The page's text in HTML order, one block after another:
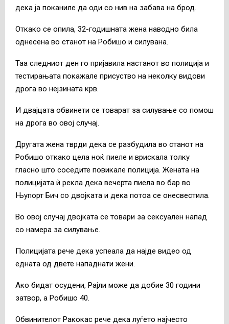
дека ја поканиле да оди со нив на забава на брод.
Откако се опила, 32-годишната жена наводно била
однесена во станот на Робишо и силувана.
Таа следниот ден го пријавила настанот во полиција и
тестирањата покажале присуство на неколку видови
дрога во нејзината крв.
И двајцата обвинети се товарат за силување со помош
на дрога во овој случај.
Другата жена тврди дека се разбудила во станот на
Робишо откако цела ноќ пиеле и врискала толку
гласно што соседите повикале полиција. Жената на
полицијата ѝ рекла дека вечерта пиела во бар во
Њупорт Бич со двојката и дека потоа се онесвестила.
Во овој случај двојката се товари за сексуален напад
со намера за силување.
Полицијата рече дека успеала да најде видео од
едната од двете нападнати жени.
Ако бидат осудени, Рајли може да добие 30 години
затвор, а Робишо 40.
Обвинителот Ракокас рече дека луѓето најчесто